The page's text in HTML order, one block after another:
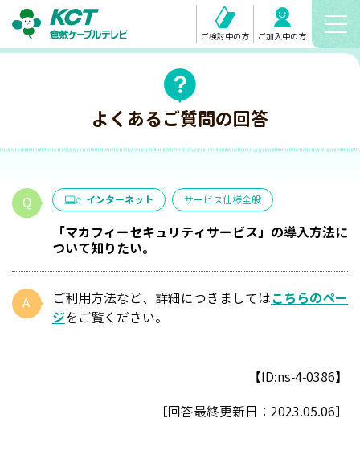
ご検討中の方 ご加入中の方
よくあるご質問の回答
インターネット サービス仕様全般
「マカフィーセキュリティサービス」の導入方法に
ついて知りたい。
ご利用方法など、詳細につきましてはこちらのペー
ジをご覧ください。
【ID:ns-4-0386】
［回答最終更新日： 2023.05.06］